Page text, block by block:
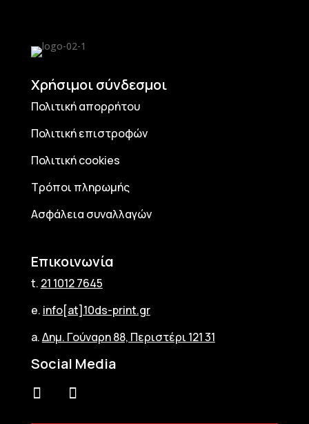
Χρήσιμοι σύνδεσμοι
Πολιτική απορρήτου
Πολιτική επιστροφών
Πολιτική cookies
Τρόποι πληρωμής
Ασφάλεια συναλλαγών
Επικοινωνία
t. 21 1012 7645
e. info[at]10ds-print.gr
a.Δημ. Γούναρη 88, Περιστέρι 121 31
Social Media